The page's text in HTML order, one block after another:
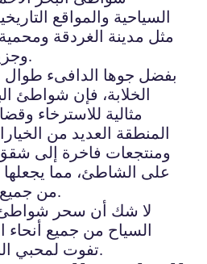
السياحية والمواقع
مثل مدينة الغردقة
وجزيرة الجفتون والمزيد.
بفضل جوها الدافىء طوال
الخلابة، فإن شواطئ
مثالية للاسترخاء
المنطقة العديد من
ومنتجعات فاخرة إلى
على الشاطئ، مما يجعلها
من جميع الأذواق والميزانيات.
لا شك أن سحر شواطئ
السياح من جميع أنحاء
تفوت لمحبي البحر والطبيعة الخلابة.